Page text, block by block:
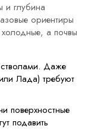
и глубина
ориентиры
а почвы
Даже
Лада) требуют
поверхностные
подавить